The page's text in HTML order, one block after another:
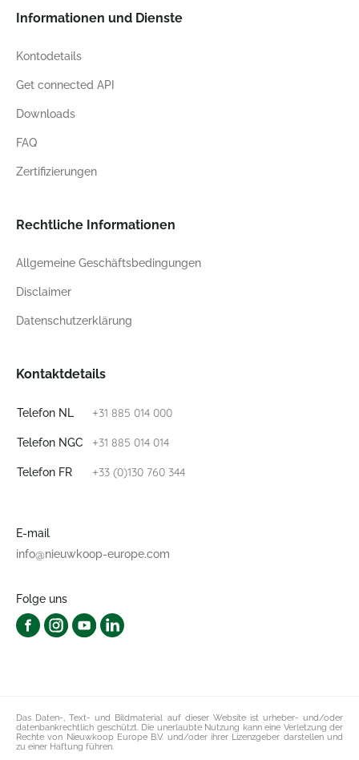
Informationen und Dienste
Kontodetails
Get connected API
Downloads
FAQ
Zertifizierungen
Rechtliche Informationen
Allgemeine Geschäftsbedingungen
Disclaimer
Datenschutzerklärung
Kontaktdetails
Telefon NL +31 885 014 000
Telefon NGC +31 885 014 014
Telefon FR +33 (0)130 760 344
E-mail
info@nieuwkoop-europe.com
Folge uns
Das Daten-, Text- und Bildmaterial auf dieser Website ist urheber- und/oder
datenbankrechtlich geschützt. Die unerlaubte Nutzung kann eine Verletzung der
Rechte von Nieuwkoop Europe B.V. und/oder ihrer Lizenzgeber darstellen und
zu einer Haftung führen.